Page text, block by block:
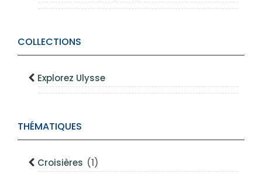
COLLECTIONS
Explorez Ulysse
THÉMATIQUES
Croisières (1)